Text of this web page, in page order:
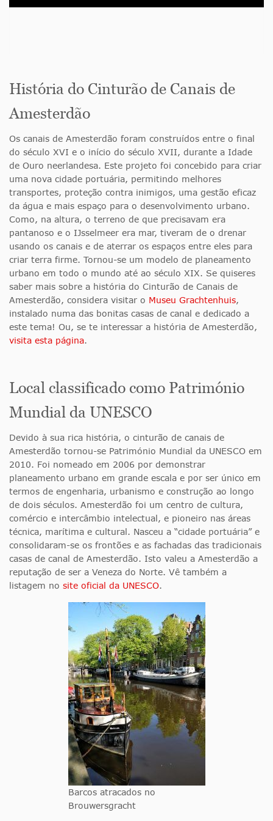
História do Cinturão de Canais de
Amesterdão
Os canais de Amesterdão foram construídos entre o final
do século XVI e o início do século XVII, durante a Idade
de Ouro neerlandesa. Este projeto foi concebido para criar
uma nova cidade portuária, permitindo melhores
transportes, proteção contra inimigos, uma gestão eficaz
da água e mais espaço para o desenvolvimento urbano.
Como, na altura, o terreno de que precisavam era
pantanoso e o IJsselmeer era mar, tiveram de o drenar
usando os canais e de aterrar os espaços entre eles para
criar terra firme. Tornou-se um modelo de planeamento
urbano em todo o mundo até ao século XIX. Se quiseres
saber mais sobre a história do Cinturão de Canais de
Amesterdão, considera visitar o Museu Grachtenhuis,
instalado numa das bonitas casas de canal e dedicado a
este tema! Ou, se te interessar a história de Amesterdão,
visita esta página.
Local classificado como Património
Mundial da UNESCO
Devido à sua rica história, o cinturão de canais de
Amesterdão tornou-se Património Mundial da UNESCO em
2010. Foi nomeado em 2006 por demonstrar
planeamento urbano em grande escala e por ser único em
termos de engenharia, urbanismo e construção ao longo
de dois séculos. Amesterdão foi um centro de cultura,
comércio e intercâmbio intelectual, e pioneiro nas áreas
técnica, marítima e cultural. Nasceu a “cidade portuária” e
consolidaram-se os frontões e as fachadas das tradicionais
casas de canal de Amesterdão. Isto valeu a Amesterdão a
reputação de ser a Veneza do Norte. Vê também a
listagem no site oficial da UNESCO.
Barcos atracados no
Brouwersgracht